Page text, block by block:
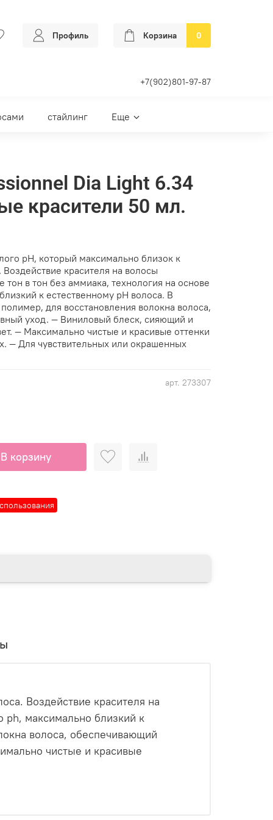
Профиль Корзина 0
+7(902)801-97-87
стайлинг
Еще
арт. 273307
Dia Light 6.34
красители 50 мл.
В корзину
pH, который максимально близок к
красителя на волосы
в тон без аммиака, технология на основе
к естественному pH волоса. В
для восстановления волокна волоса,
уход. — Виниловый блеск, сияющий и
— Максимально чистые и красивые оттенки
— Для чувствительных или окрашенных
Воздействие красителя на
ph, максимально близкий к
волоса, обеспечивающий
чистые и красивые